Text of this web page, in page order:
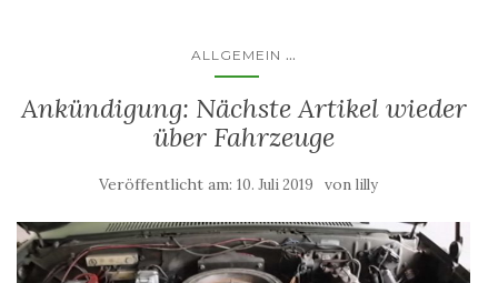
ALLGEMEIN ...
Ankündigung: Nächste Artikel wieder
über Fahrzeuge
Veröffentlicht am: 10. Juli 2019 von lilly